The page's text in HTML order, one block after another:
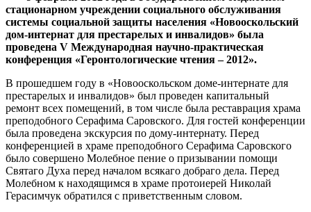
стационарном учреждении социального обслуживания
системы социальной защиты населения «Новооскольский
дом-интернат для престарелых и инвалидов» была
проведена V Международная научно-практическая
конференция «Геронтологические чтения – 2012».
В прошедшем году в «Новооскольском доме-интернате для
престарелых и инвалидов» был проведен капитальный
ремонт всех помещений, в том числе была реставрация храма
преподобного Серафима Саровского. Для гостей конференции
была проведена экскурсия по дому-интернату. Перед
конференцией в храме преподобного Серафима Саровского
было совершено Молебное пение о призывании помощи
Святаго Духа перед началом всякаго добраго дела. Перед
Молебном к находящимся в храме протоиерей Николай
Герасимчук обратился с приветственным словом.